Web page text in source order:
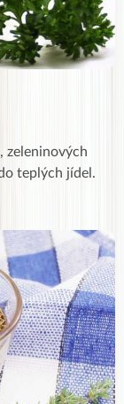
zeleninových
teplých jídel.